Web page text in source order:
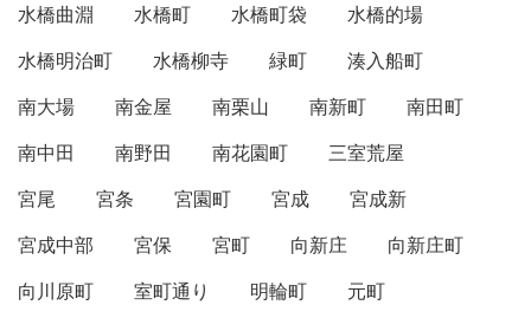
水橋曲淵
水橋町 水橋町袋
水橋的場
水橋明治町
水橋柳寺 緑町
湊入船町
南大場
南金屋 南栗山 南新町
南田町
南中田
南野田 南花園町
三室荒屋
宮尾
宮条 宮園町 宮成
宮成新
宮成中部
宮保 宮町 向新庄
向新庄町
向川原町
室町通り 明輪町 元町